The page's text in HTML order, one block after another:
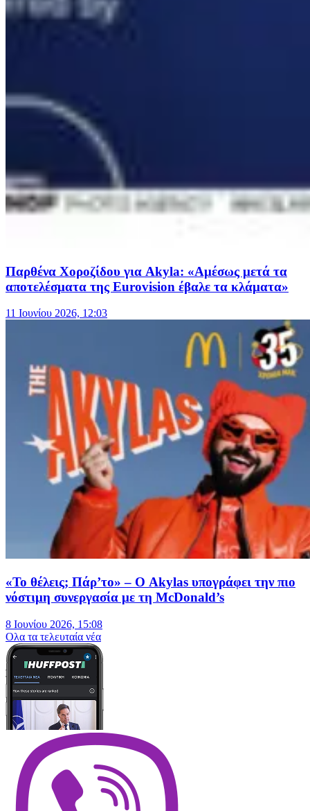
Παρθένα Χοροζίδου για Akyla: «Αμέσως μετά τα
αποτελέσματα της Eurovision έβαλε τα κλάματα»
11 Ιουνίου 2026, 12:03
«Το θέλεις; Πάρ’το» – Ο Akylas υπογράφει την πιο
νόστιμη συνεργασία με τη McDonald’s
8 Ιουνίου 2026, 15:08
Oλα τα τελευταία νέα